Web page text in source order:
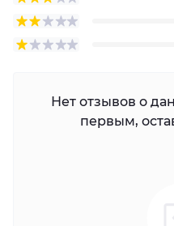
Нет отзывов о
первым,